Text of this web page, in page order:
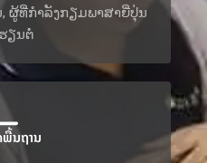
ຜູ້ທີ່ກໍາລັງກຽມພາສາຍີ່ປຸ່ນ
ຽນຕໍ່
ນຖານ